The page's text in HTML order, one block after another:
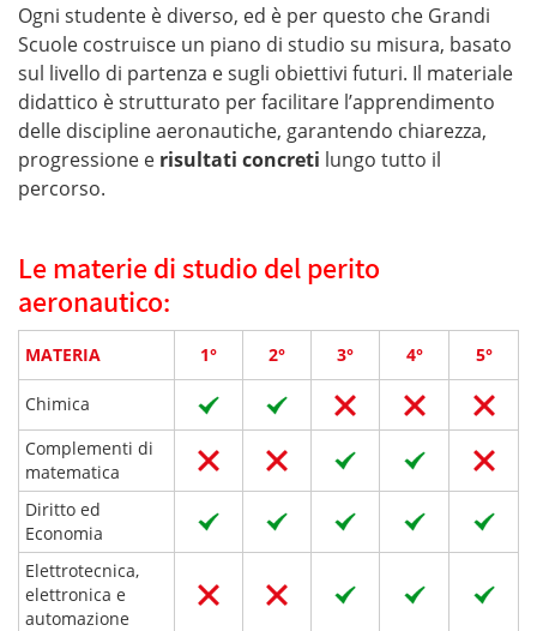
Ogni studente è diverso, ed è per questo che Grandi
Scuole costruisce un piano di studio su misura, basato
sul livello di partenza e sugli obiettivi futuri. Il materiale
didattico è strutturato per facilitare l’apprendimento
delle discipline aeronautiche, garantendo chiarezza,
progressione e risultati concreti lungo tutto il
percorso.
Le materie di studio del perito
aeronautico:
MATERIA 1° 2° 3° 4° 5°
Chimica
Complementi di
matematica
Diritto ed
Economia
Elettrotecnica,
elettronica e
automazione